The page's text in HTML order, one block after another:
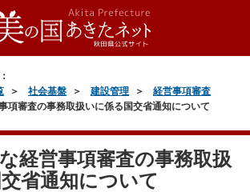
社会基盤 建設管理
経営事項審査
項審査の事務取扱いに係る国交省通知について
経営事項審査の事務取扱
省通知について